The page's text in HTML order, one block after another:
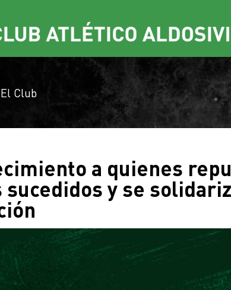
El Club
a quienes
sucedidos y se